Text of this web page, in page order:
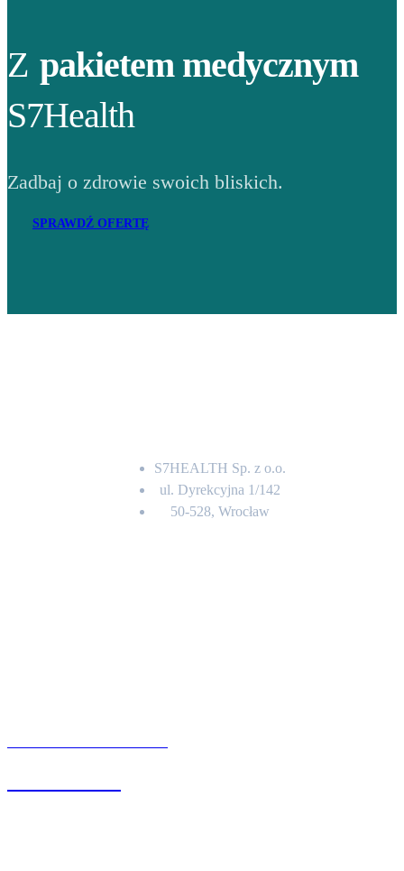
Z pakietem medycznym
S7Health
Zadbaj o zdrowie swoich bliskich.
SPRAWDŹ OFERTĘ
S7HEALTH Sp. z o.o.
ul. Dyrekcyjna 1/142
50-528, Wrocław